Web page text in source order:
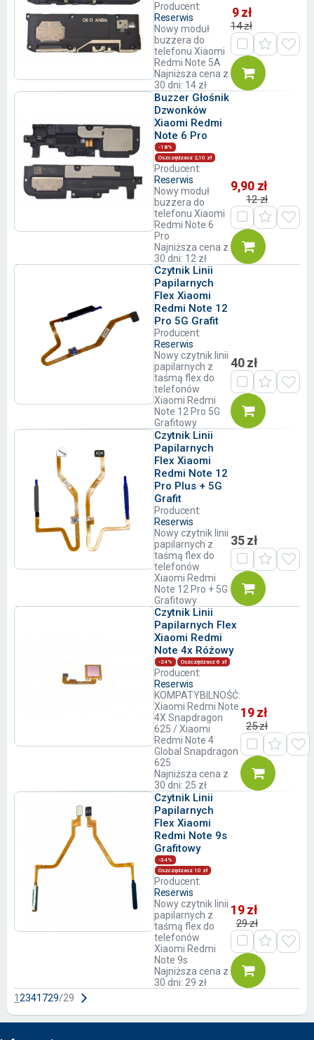
Producent:
Reserwis
Nowy moduł
buzzera do
telefonu Xiaomi
Redmi Note 5A
Najniższa cena z
30 dni: 14 zł
9 zł
14 zł
Buzzer Głośnik
Dzwonków
Xiaomi Redmi
Note 6 Pro
-18%
Oszczędzasz 2,10 zł
Producent:
Reserwis
Nowy moduł
buzzera do
telefonu Xiaomi
Redmi Note 6
Pro
Najniższa cena z
30 dni: 12 zł
9,90 zł
12 zł
Czytnik Linii
Papilarnych
Flex Xiaomi
Redmi Note 12
Pro 5G Grafit
Producent:
Reserwis
Nowy czytnik linii
papilarnych z
taśmą flex do
telefonów
Xiaomi Redmi
Note 12 Pro 5G
Grafitowy
40 zł
Czytnik Linii
Papilarnych
Flex Xiaomi
Redmi Note 12
Pro Plus + 5G
Grafit
Producent:
Reserwis
Nowy czytnik linii
papilarnych z
taśmą flex do
telefonów
Xiaomi Redmi
Note 12 Pro + 5G
Grafitowy
35 zł
Czytnik Linii
Papilarnych Flex
Xiaomi Redmi
Note 4x Różowy
-24% Oszczędzasz 6 zł
Producent:
Reserwis
KOMPATYBILNOŚĆ:
Xiaomi Redmi Note
4X Snapdragon
625 / Xiaomi
Redmi Note 4
Global Snapdragon
625
Najniższa cena z
30 dni: 25 zł
19 zł
25 zł
Czytnik Linii
Papilarnych
Flex Xiaomi
Redmi Note 9s
Grafitowy
-34%
Oszczędzasz 10 zł
Producent:
Reserwis
Nowy czytnik linii
papilarnych z
taśmą flex do
telefonów
Xiaomi Redmi
Note 9s
Najniższa cena z
30 dni: 29 zł
19 zł
29 zł
1 2341729/29